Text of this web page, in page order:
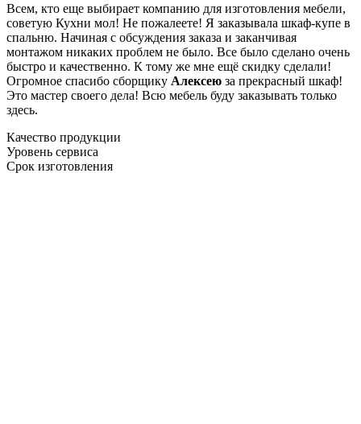
Всем, кто еще выбирает компанию для изготовления мебели,
советую Кухни мол! Не пожалеете! Я заказывала шкаф-купе в
спальню. Начиная с обсуждения заказа и заканчивая
монтажом никаких проблем не было. Все было сделано очень
быстро и качественно. К тому же мне ещё скидку сделали!
Огромное спасибо сборщику Алексею за прекрасный шкаф!
Это мастер своего дела! Всю мебель буду заказывать только
здесь.
Качество продукции
Уровень сервиса
Срок изготовления